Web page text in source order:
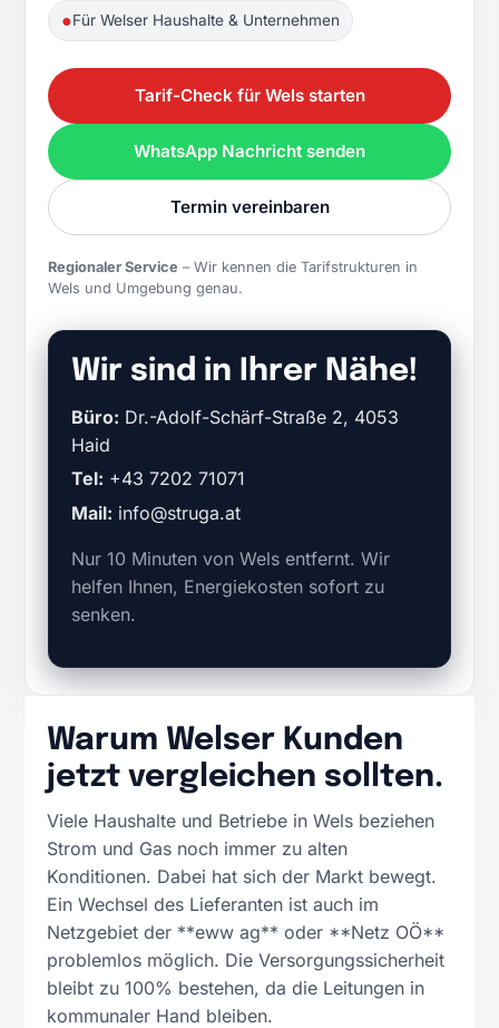
●Für Welser Haushalte & Unternehmen
Tarif-Check für Wels starten
WhatsApp Nachricht senden
Termin vereinbaren
Regionaler Service – Wir kennen die Tarifstrukturen in
Wels und Umgebung genau.
Wir sind in Ihrer Nähe!
Büro: Dr.-Adolf-Schärf-Straße 2, 4053
Haid
Tel: +43 7202 71071
Mail: info@struga.at
Nur 10 Minuten von Wels entfernt. Wir
helfen Ihnen, Energiekosten sofort zu
senken.
Warum Welser Kunden
jetzt vergleichen sollten.
Viele Haushalte und Betriebe in Wels beziehen
Strom und Gas noch immer zu alten
Konditionen. Dabei hat sich der Markt bewegt.
Ein Wechsel des Lieferanten ist auch im
Netzgebiet der **eww ag** oder **Netz OÖ**
problemlos möglich. Die Versorgungssicherheit
bleibt zu 100% bestehen, da die Leitungen in
kommunaler Hand bleiben.